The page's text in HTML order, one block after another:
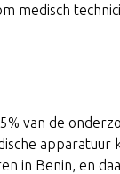
medisch
van de
apparatuur
in Benin, en